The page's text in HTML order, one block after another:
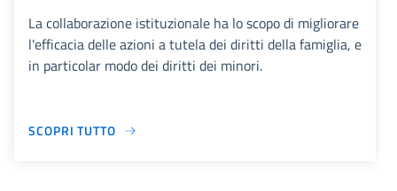
La collaborazione istituzionale ha lo scopo di migliorare
l'efficacia delle azioni a tutela dei diritti della famiglia, e
in particolar modo dei diritti dei minori.
SCOPRI TUTTO